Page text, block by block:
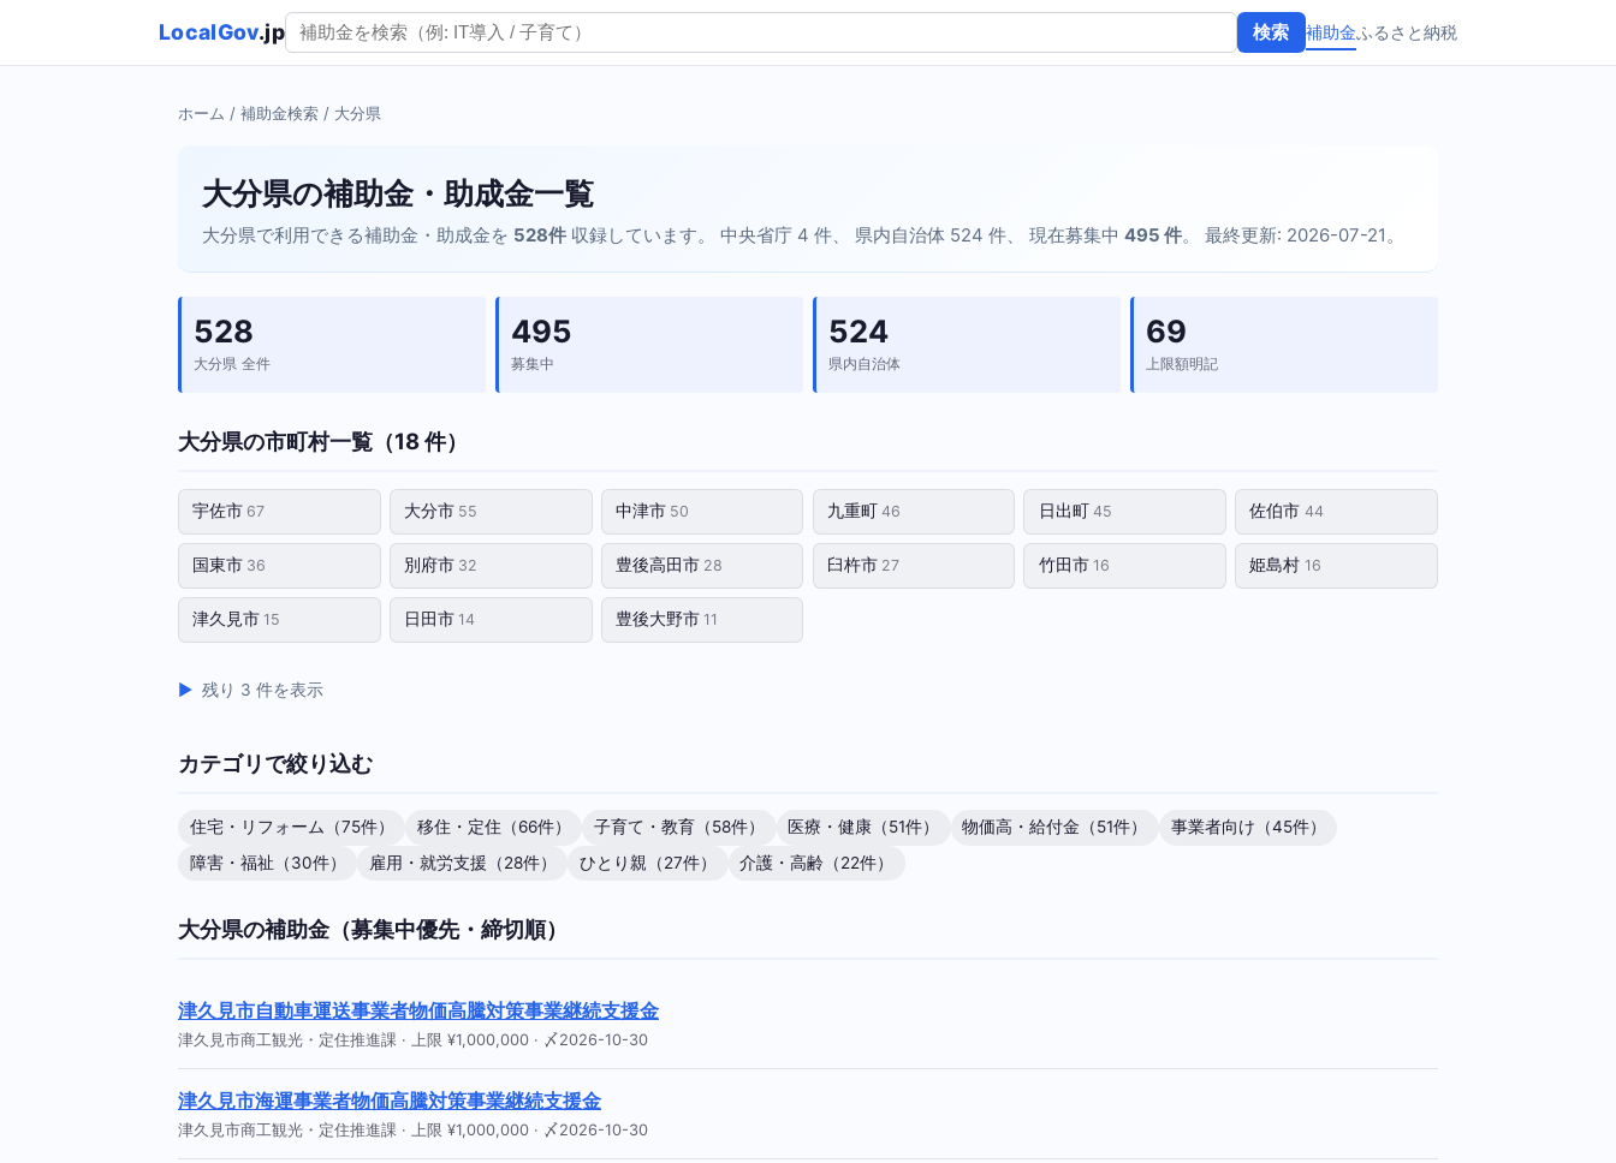
LocalGov.jp 検索 補助金ふるさと納税
ホーム / 補助金検索 / 大分県
大分県の補助金・助成金一覧
大分県で利用できる補助金・助成金を 528件 収録しています。 中央省庁 4 件、 県内自治体 524 件、 現在募集中 495 件。 最終更新: 2026-07-21。
528
大分県 全件
495
募集中
524
県内自治体
69
上限額明記
大分県の市町村一覧（18 件）
宇佐市 67 大分市 55 中津市 50 九重町 46 日出町 45 佐伯市 44
国東市 36 別府市 32 豊後高田市 28 臼杵市 27 竹田市 16 姫島村 16
津久見市 15 日田市 14 豊後大野市 11
残り 3 件を表示
カテゴリで絞り込む
住宅・リフォーム（75件） 移住・定住（66件） 子育て・教育（58件） 医療・健康（51件） 物価高・給付金（51件）
事業者向け（45件）
障害・福祉（30件）
雇用・就労支援（28件） ひとり親（27件） 介護・高齢（22件）
大分県の補助金（募集中優先・締切順）
津久見市自動車運送事業者物価高騰対策事業継続支援金
津久見市商工観光・定住推進課 · 上限 ¥1,000,000 · 〆2026-10-30
津久見市海運事業者物価高騰対策事業継続支援金
津久見市商工観光・定住推進課 · 上限 ¥1,000,000 · 〆2026-10-30